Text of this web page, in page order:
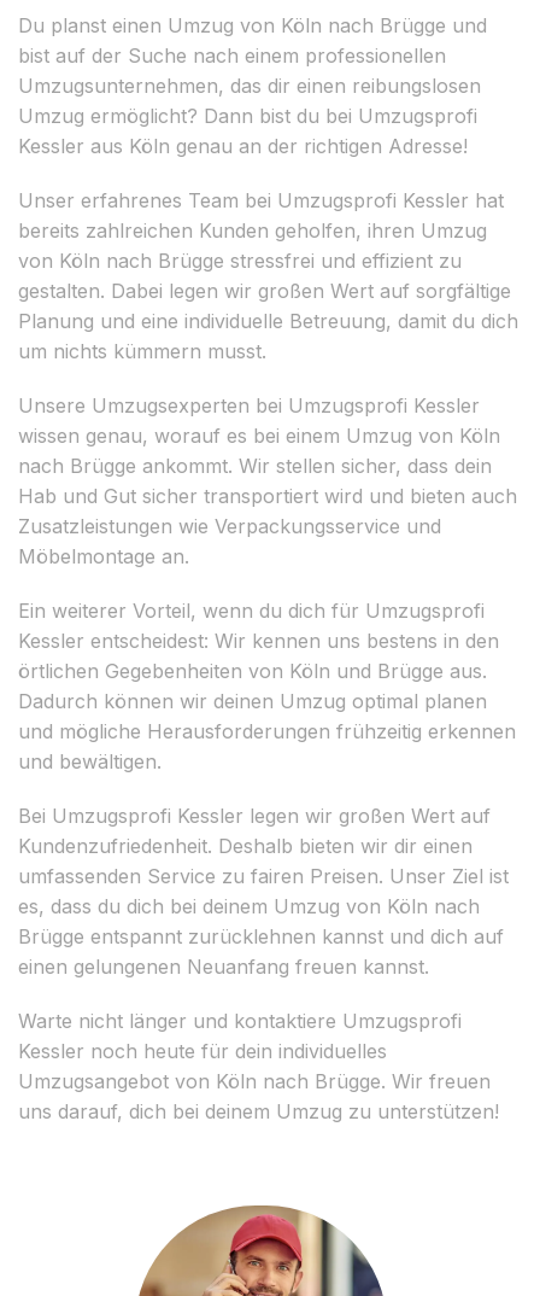
Du planst einen Umzug von Köln nach Brügge und
bist auf der Suche nach einem professionellen
Umzugsunternehmen, das dir einen reibungslosen
Umzug ermöglicht? Dann bist du bei Umzugsprofi
Kessler aus Köln genau an der richtigen Adresse!
Unser erfahrenes Team bei Umzugsprofi Kessler hat
bereits zahlreichen Kunden geholfen, ihren Umzug
von Köln nach Brügge stressfrei und effizient zu
gestalten. Dabei legen wir großen Wert auf sorgfältige
Planung und eine individuelle Betreuung, damit du dich
um nichts kümmern musst.
Unsere Umzugsexperten bei Umzugsprofi Kessler
wissen genau, worauf es bei einem Umzug von Köln
nach Brügge ankommt. Wir stellen sicher, dass dein
Hab und Gut sicher transportiert wird und bieten auch
Zusatzleistungen wie Verpackungsservice und
Möbelmontage an.
Ein weiterer Vorteil, wenn du dich für Umzugsprofi
Kessler entscheidest: Wir kennen uns bestens in den
örtlichen Gegebenheiten von Köln und Brügge aus.
Dadurch können wir deinen Umzug optimal planen
und mögliche Herausforderungen frühzeitig erkennen
und bewältigen.
Bei Umzugsprofi Kessler legen wir großen Wert auf
Kundenzufriedenheit. Deshalb bieten wir dir einen
umfassenden Service zu fairen Preisen. Unser Ziel ist
es, dass du dich bei deinem Umzug von Köln nach
Brügge entspannt zurücklehnen kannst und dich auf
einen gelungenen Neuanfang freuen kannst.
Warte nicht länger und kontaktiere Umzugsprofi
Kessler noch heute für dein individuelles
Umzugsangebot von Köln nach Brügge. Wir freuen
uns darauf, dich bei deinem Umzug zu unterstützen!